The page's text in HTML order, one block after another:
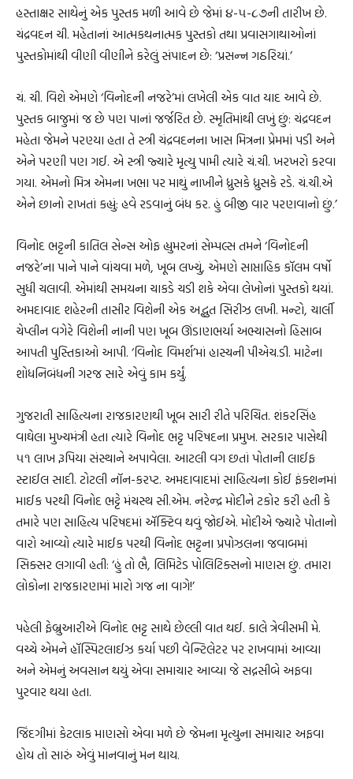
હસ્તાક્ષર સાથેનું એક પુસ્તક મળી આવે છે જેમાં ૪-૫-૮૭ની તારીખ છે.
ચંદ્રવદન ચી. મહેતાનાં આત્મકથનાત્મક પુસ્તકો તથા પ્રવાસગાથાઓનાં
પુસ્તકોમાંથી વીણી વીણીને કરેલું સંપાદન છે: ‘પ્રસન્ન ગઠરિયાં.’
ચં. ચી. વિશે એમણે ‘વિનોદની નજરે’માં લખેલી એક વાત યાદ આવે છે.
પુસ્તક બાજુમાં જ છે પણ પાનાં જર્જરિત છે. સ્મૃતિમાંથી લખું છું: ચંદ્રવદન
મહેતા જેમને પરણ્યા હતા તે સ્ત્રી ચંદ્રવદનના ખાસ મિત્રના પ્રેમમાં પડી અને
એને પરણી પણ ગઈ. એ સ્ત્રી જ્યારે મૃત્યુ પામી ત્યારે ચં.ચી. ખરખરો કરવા
ગયા. એમનો મિત્ર એમના ખભા પર માથું નાખીને ધ્રુસકે ધ્રુસકે રડે. ચં.ચી.એ
એને છાનો રાખતાં કહ્યું: હવે રડવાનું બંધ કર. હું બીજી વાર પરણવાનો છું.’
વિનોદ ભટ્ટની કાતિલ સેન્સ ઓફ હ્યુમરનાં સેમ્પલ્સ તમને ‘વિનોદની
નજરે’ના પાને પાને વાંચવા મળે, ખૂબ લખ્યું, એમણે સાપ્તાહિક કૉલમ વર્ષો
સુધી ચલાવી. એમાંથી સમયના ચાકડે ચડી શકે એવા લેખોનાં પુસ્તકો થયાં.
અમદાવાદ શહેરની તાસીર વિશેની એક અદ્ભુત સિરીઝ લખી. મન્ટો, ચાર્લી
ચેપ્લીન વગેરે વિશેની નાની પણ ખૂબ ઊંડાણભર્યા અભ્યાસનો હિસાબ
આપતી પુસ્તિકાઓ આપી. ‘વિનોદ વિમર્શ’માં હાસ્યની પીએચ.ડી. માટેના
શોધનિબંધની ગરજ સારે એવું કામ કર્યું.
ગુજરાતી સાહિત્યના રાજકારણથી ખૂબ સારી રીતે પરિચિત. શંકરસિંહ
વાઘેલા મુખ્યમંત્રી હતા ત્યારે વિનોદ ભટ્ટ પરિષદના પ્રમુખ. સરકાર પાસેથી
૫૧ લાખ રૂપિયા સંસ્થાને અપાવેલા. આટલી વગ છતાં પોતાની લાઈફ
સ્ટાઈલ સાદી. ટોટલી નૉન-કરપ્ટ. અમદાવાદમાં સાહિત્યના કોઈ ફંક્શનમાં
માઈક પરથી વિનોદ ભટ્ટે મંચસ્થ સી.એમ. નરેન્દ્ર મોદીને ટકોર કરી હતી કે
તમારે પણ સાહિત્ય પરિષદમાં ઍક્ટિવ થવું જોઈએ. મોદીએ જ્યારે પોતાનો
વારો આવ્યો ત્યારે માઈક પરથી વિનોદ ભટ્ટના પ્રપોઝલના જવાબમાં
સિક્સર લગાવી હતી: ‘હું તો ભૈ, લિમિટેડ પોલિટિક્સનો માણસ છું. તમારા
લોકોના રાજકારણમાં મારો ગજ ના વાગે!’
પહેલી ફેબ્રુઆરીએ વિનોદ ભટ્ટ સાથે છેલ્લી વાત થઈ. કાલે ત્રેવીસમી મે.
વચ્ચે એમને હૉસ્પિટલાઈઝ કર્યા પછી વેન્ટિલેટર પર રાખવામાં આવ્યા
અને એમનું અવસાન થયું એવા સમાચાર આવ્યા જે સદ્નસીબે અફવા
પુરવાર થયા હતા.
જિંદગીમાં કેટલાક માણસો એવા મળે છે જેમના મૃત્યુના સમાચાર અફવા
હોય તો સારું એવું માનવાનું મન થાય.